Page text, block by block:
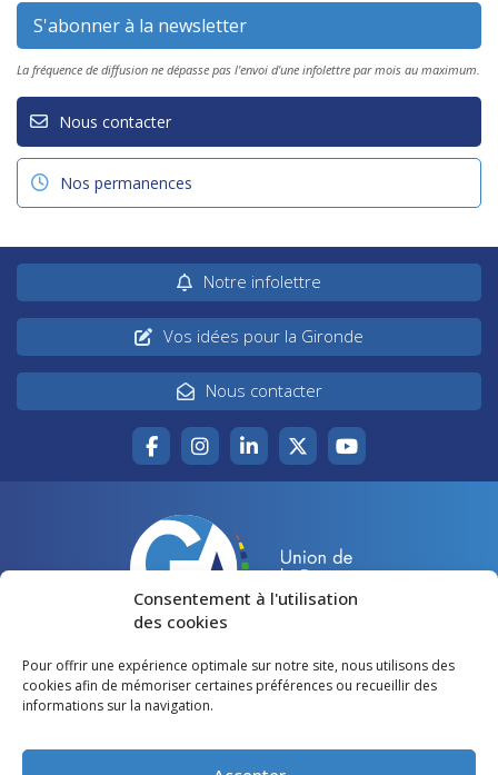
Consentement à l'utilisation
des cookies
Pour offrir une expérience optimale sur notre site, nous utilisons des
cookies afin de mémoriser certaines préférences ou recueillir des
informations sur la navigation.
La fréquence de diffusion ne dépasse pas l'envoi d'une infolettre par mois au maximum.
Nous contacter
Nos permanences
Notre infolettre
Vos idées pour la Gironde
Nous contacter
Accueil
Votre canton
Lire et voir
Agir pour la Gironde
Restons en contact